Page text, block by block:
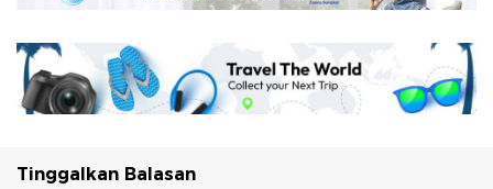
Tinggalkan Balasan